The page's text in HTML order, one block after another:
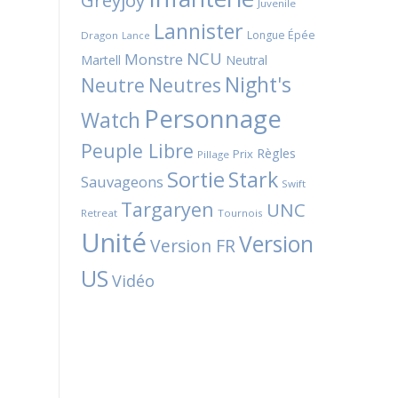
Juvenile
Dragon Lance Lannister Longue Épée
Martell Monstre NCU Neutral
Neutre Neutres Night's
Watch Personnage
Peuple Libre Pillage Prix Règles
Sauvageons SortieStark Swift
Retreat Targaryen Tournois UNC
UnitéVersion FRVersion
US Vidéo